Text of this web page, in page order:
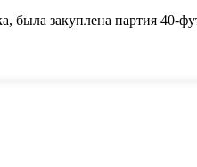
закуплена партия 40-